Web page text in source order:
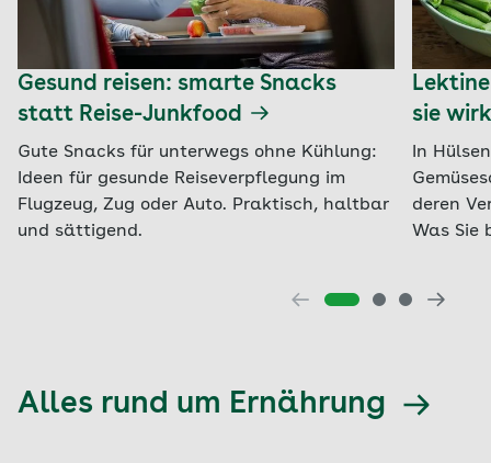
Gesund reisen: smarte Snacks
statt Reise-Junkfood
Gute Snacks für unterwegs ohne Kühlung:
Ideen für gesunde Reiseverpflegung im
Flugzeug, Zug oder Auto. Praktisch, haltbar
und sättigend.
sie
In
deren
Was Sie
Alles rund um Ernährung